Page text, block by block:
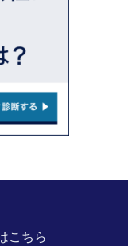
こちら